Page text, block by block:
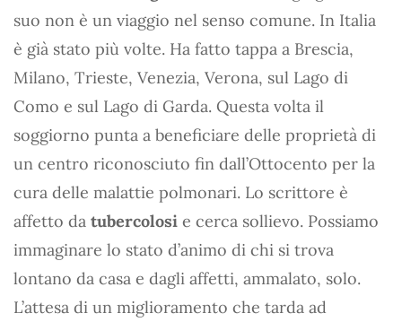
suo non è un viaggio nel senso comune. In Italia
è già stato più volte. Ha fatto tappa a Brescia,
Milano, Trieste, Venezia, Verona, sul Lago di
Como e sul Lago di Garda. Questa volta il
soggiorno punta a beneficiare delle proprietà di
un centro riconosciuto fin dall’Ottocento per la
cura delle malattie polmonari. Lo scrittore è
affetto da tubercolosi e cerca sollievo. Possiamo
immaginare lo stato d’animo di chi si trova
lontano da casa e dagli affetti, ammalato, solo.
L’attesa di un miglioramento che tarda ad